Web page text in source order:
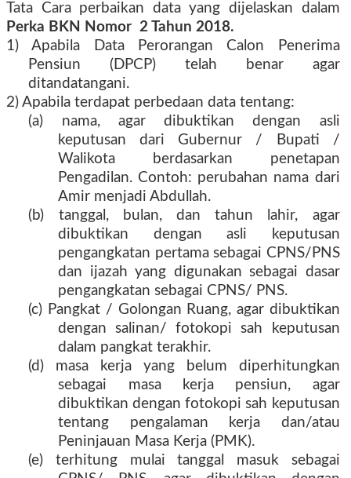
Tata Cara perbaikan data yang dijelaskan dalam
Perka BKN Nomor 2 Tahun 2018.
1) Apabila Data Perorangan Calon Penerima
Pensiun (DPCP) telah benar agar
ditandatangani.
2) Apabila terdapat perbedaan data tentang:
(a) nama, agar dibuktikan dengan asli
keputusan dari Gubernur / Bupati /
Walikota berdasarkan penetapan
Pengadilan. Contoh: perubahan nama dari
Amir menjadi Abdullah.
(b) tanggal, bulan, dan tahun lahir, agar
dibuktikan dengan asli keputusan
pengangkatan pertama sebagai CPNS/PNS
dan ijazah yang digunakan sebagai dasar
pengangkatan sebagai CPNS/ PNS.
(c) Pangkat / Golongan Ruang, agar dibuktikan
dengan salinan/ fotokopi sah keputusan
dalam pangkat terakhir.
(d) masa kerja yang belum diperhitungkan
sebagai masa kerja pensiun, agar
dibuktikan dengan fotokopi sah keputusan
tentang pengalaman kerja dan/atau
Peninjauan Masa Kerja (PMK).
(e) terhitung mulai tanggal masuk sebagai